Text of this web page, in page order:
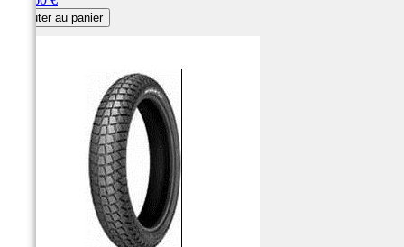
Ajouter au panier